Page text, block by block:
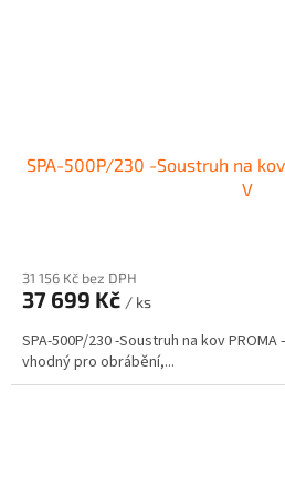
SPA-500P/230 -Soustruh na
V
31 156 Kč bez DPH
37 699 Kč / ks
SPA-500P/230 -Soustruh na kov
vhodný pro obrábění,...